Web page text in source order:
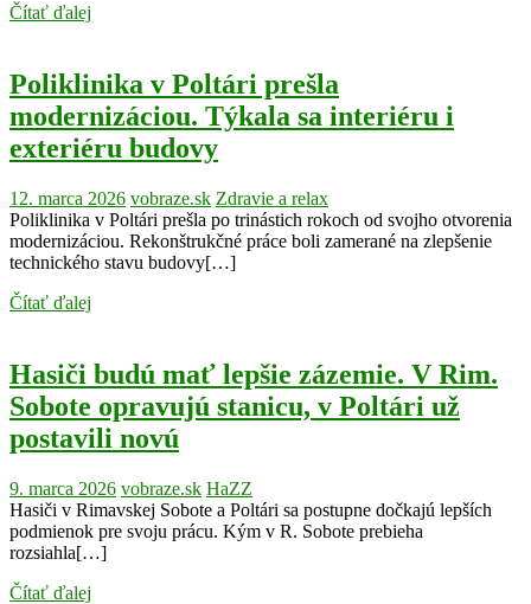
Čítať ďalej
Poliklinika v Poltári prešla
modernizáciou. Týkala sa interiéru i
exteriéru budovy
12. marca 2026 vobraze.sk Zdravie a relax
Poliklinika v Poltári prešla po trinástich rokoch od svojho otvorenia
modernizáciou. Rekonštrukčné práce boli zamerané na zlepšenie
technického stavu budovy[…]
Čítať ďalej
Hasiči budú mať lepšie zázemie. V Rim.
Sobote opravujú stanicu, v Poltári už
postavili novú
9. marca 2026 vobraze.sk HaZZ
Hasiči v Rimavskej Sobote a Poltári sa postupne dočkajú lepších
podmienok pre svoju prácu. Kým v R. Sobote prebieha
rozsiahla[…]
Čítať ďalej